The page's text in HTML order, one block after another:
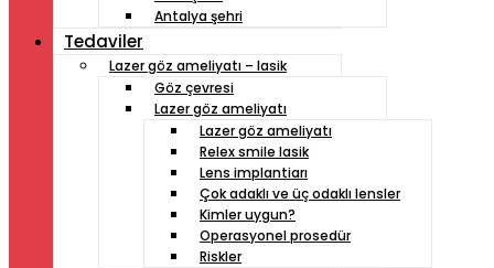
Antalya şehri
Tedaviler
Lazer göz ameliyatı – lasik
Göz çevresi
Lazer göz ameliyatı
Lazer göz ameliyatı
Relex smile lasik
Lens implantiarı
Çok adaklı ve üç odaklı lensler
Kimler uygun?
Operasyonel prosedür
Riskler